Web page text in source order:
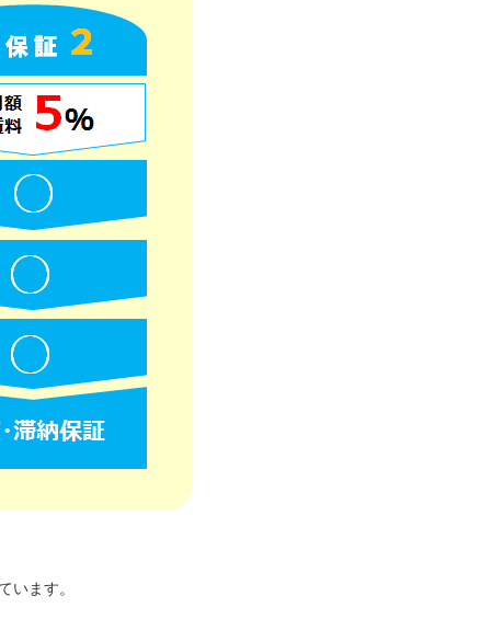
います。